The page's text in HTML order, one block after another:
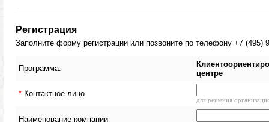
Регистрация
Заполните форму регистрации или позвоните по телефону +7 (495)